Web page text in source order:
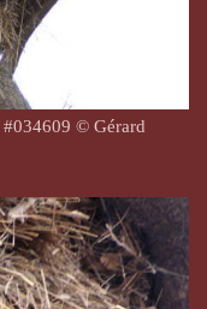
#034609 © Gérard